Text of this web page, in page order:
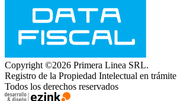
Copyright ©2026 Primera Linea SRL.
Registro de la Propiedad Intelectual en trámite
Todos los derechos reservados